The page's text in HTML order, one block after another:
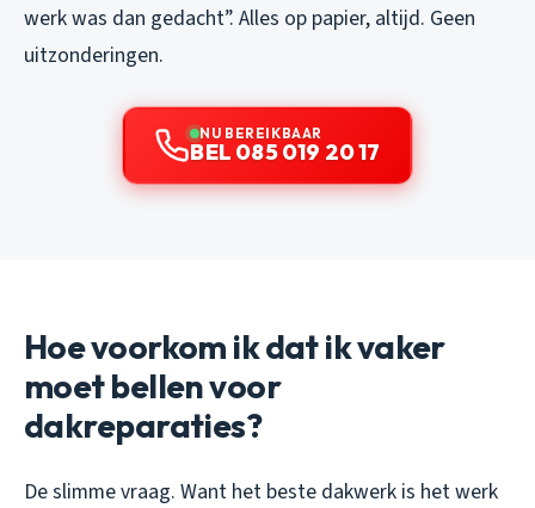
werk was dan gedacht”. Alles op papier, altijd. Geen
uitzonderingen.
NU BEREIKBAAR
BEL 085 019 20 17
Hoe voorkom ik dat ik vaker
moet bellen voor
dakreparaties?
De slimme vraag. Want het beste dakwerk is het werk